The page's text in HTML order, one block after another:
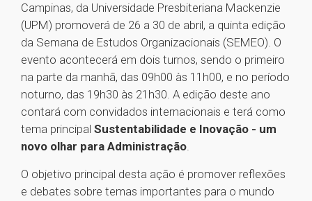
Campinas, da Universidade Presbiteriana Mackenzie
(UPM) promoverá de 26 a 30 de abril, a quinta edição
da Semana de Estudos Organizacionais (SEMEO). O
evento acontecerá em dois turnos, sendo o primeiro
na parte da manhã, das 09h00 às 11h00, e no período
noturno, das 19h30 às 21h30. A edição deste ano
contará com convidados internacionais e terá como
tema principal Sustentabilidade e Inovação - um
novo olhar para Administração.
O objetivo principal desta ação é promover reflexões
e debates sobre temas importantes para o mundo